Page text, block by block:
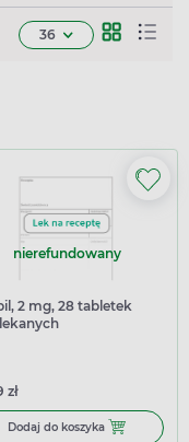
36
Max Sprint, 40 kapsułek
nierefundowany
2 mg, 28 tabletek
zł
Dodaj do koszyka Dodaj do